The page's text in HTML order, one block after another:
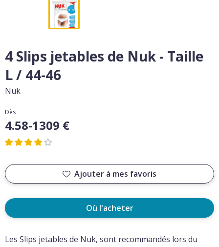
4 Slips jetables de Nuk - Taille
L / 44-46
Nuk
Dès
4.58-1309 €
Ajouter à mes favoris
Où l'acheter
Les Slips jetables de Nuk, sont recommandés lors du